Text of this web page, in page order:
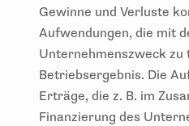
Gewinne und Verluste
Aufwendungen, die mit
Unternehmenszweck zu
Betriebsergebnis. Die
Erträge, die z. B. im
Finanzierung des